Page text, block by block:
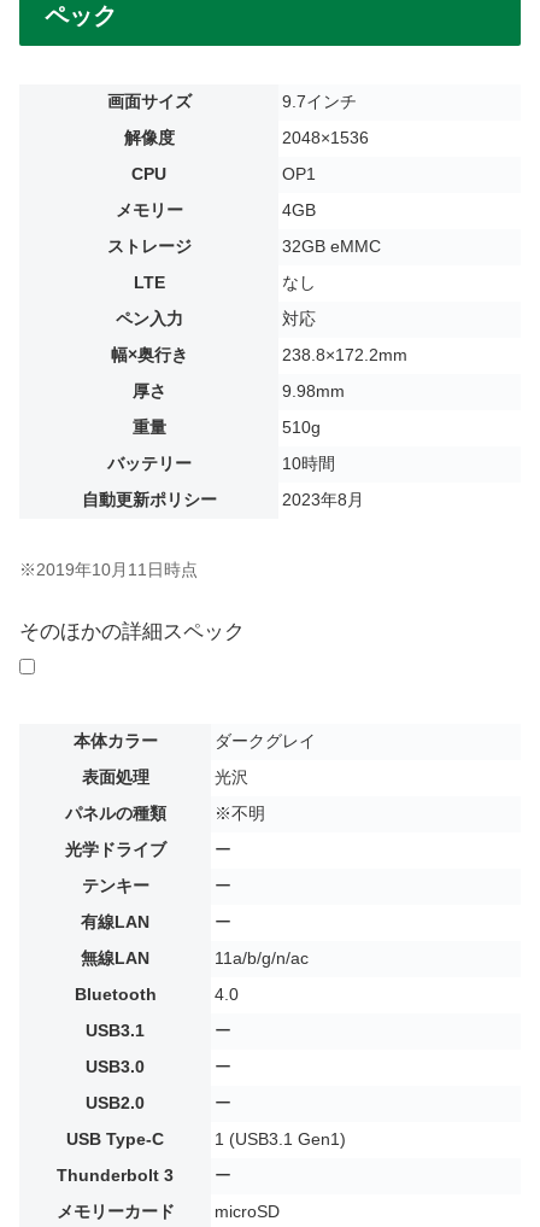
ペック
画面サイズ
9.7インチ
解像度
2048×1536
CPU
OP1
メモリー
4GB
ストレージ
32GB eMMC
LTE
なし
ペン入力
対応
幅×奥行き
238.8×172.2mm
厚さ
9.98mm
重量
510g
バッテリー
10時間
自動更新ポリシー
2023年8月
※2019年10月11日時点
そのほかの詳細スペック
本体カラー
ダークグレイ
表面処理
光沢
パネルの種類
※不明
光学ドライブ
ー
テンキー
ー
有線LAN
ー
無線LAN
11a/b/g/n/ac
Bluetooth
4.0
USB3.1
ー
USB3.0
ー
USB2.0
ー
USB Type-C
1 (USB3.1 Gen1)
Thunderbolt 3
ー
メモリーカード
microSD